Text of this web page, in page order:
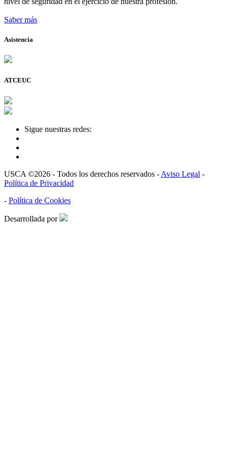
Saber más
Asistencia
ATCEUC
Sigue nuestras redes:
USCA ©2026 - Todos los derechos reservados - Aviso Legal -
Política de Privacidad
- Política de Cookies
Desarrollada por